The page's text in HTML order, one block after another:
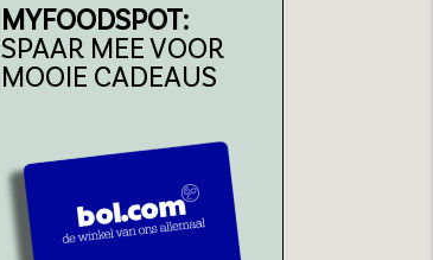
MYFOODSPOT:
SPAAR MEE VOOR
MOOIE CADEAUS